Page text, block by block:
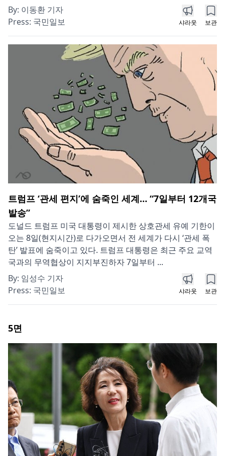
By: 이동환 기자
Press: 국민일보 샤라웃 보관
트럼프 ‘관세 편지’에 숨죽인 세계… “7일부터 12개국
발송”
도널드 트럼프 미국 대통령이 제시한 상호관세 유예 기한이
오는 8일(현지시간)로 다가오면서 전 세계가 다시 ‘관세 폭
탄’ 발표에 숨죽이고 있다. 트럼프 대통령은 최근 주요 교역
국과의 무역협상이 지지부진하자 7일부터 ...
By: 임성수 기자
Press: 국민일보 샤라웃 보관
5면